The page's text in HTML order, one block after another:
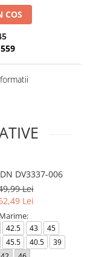
COS
DV3337-006
Lei
Lei
Marime:
42.5 43
45
45.5 40.5
39